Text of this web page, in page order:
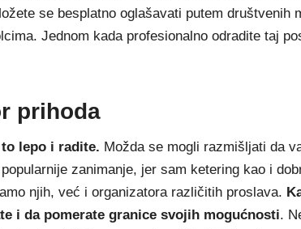
se besplatno oglašavati putem društvenih
Jednom kada profesionalno odradite taj
prihoda
lepo i radite. Možda se mogli razmišljati da
zanimanje, jer sam ketering kao i
njih, već i organizatora različitih proslava.
i da pomerate granice svojih mogućnosti.